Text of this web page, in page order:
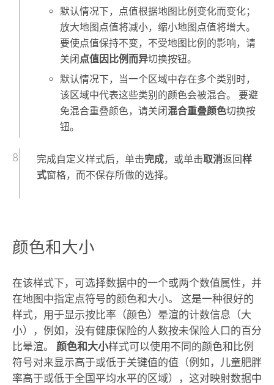
默认情况下，点值根据地图比例变化而变化；
放大地图点值将减小，缩小地图点值将增大。
要使点值保持不变，不受地图比例的影响，请
关闭点值因比例而异切换按钮。
默认情况下，当一个区域中存在多个类别时，
该区域中代表这些类别的颜色会被混合。 要避
免混合重叠颜色，请关闭混合重叠颜色切换按
钮。
完成自定义样式后，单击完成，或单击取消返回样
式窗格，而不保存所做的选择。
颜色和大小
在该样式下，可选择数据中的一个或两个数值属性，并
在地图中指定点符号的颜色和大小。 这是一种很好的
样式，用于显示按比率（颜色）晕渲的计数信息（大
小），例如，没有健康保险的人数按未保险人口的百分
比晕渲。 颜色和大小样式可以使用不同的颜色和比例
符号对来显示高于或低于关键值的值（例如，儿童肥胖
率高于或低于全国平均水平的区域），这对映射数据中